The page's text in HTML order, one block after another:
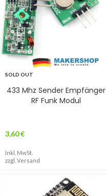
SOLD OUT
433 Mhz Sender Empfänger
RF Funk Modul
3,60€
Inkl. MwSt.
zzgl. Versand